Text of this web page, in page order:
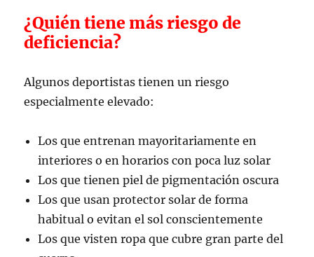
¿Quién tiene más riesgo de
deficiencia?
Algunos deportistas tienen un riesgo
especialmente elevado:
Los que entrenan mayoritariamente en
interiores o en horarios con poca luz solar
Los que tienen piel de pigmentación oscura
Los que usan protector solar de forma
habitual o evitan el sol conscientemente
Los que visten ropa que cubre gran parte del